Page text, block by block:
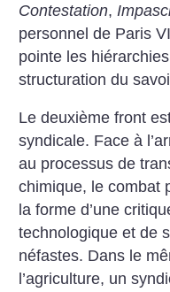
Contestation,
personnel de Paris
pointe les
structuration du
Le deuxième front
syndicale. Face à
au processus de
chimique, le combat
la forme d’une
technologique et de
néfastes. Dans le
l’agriculture, un